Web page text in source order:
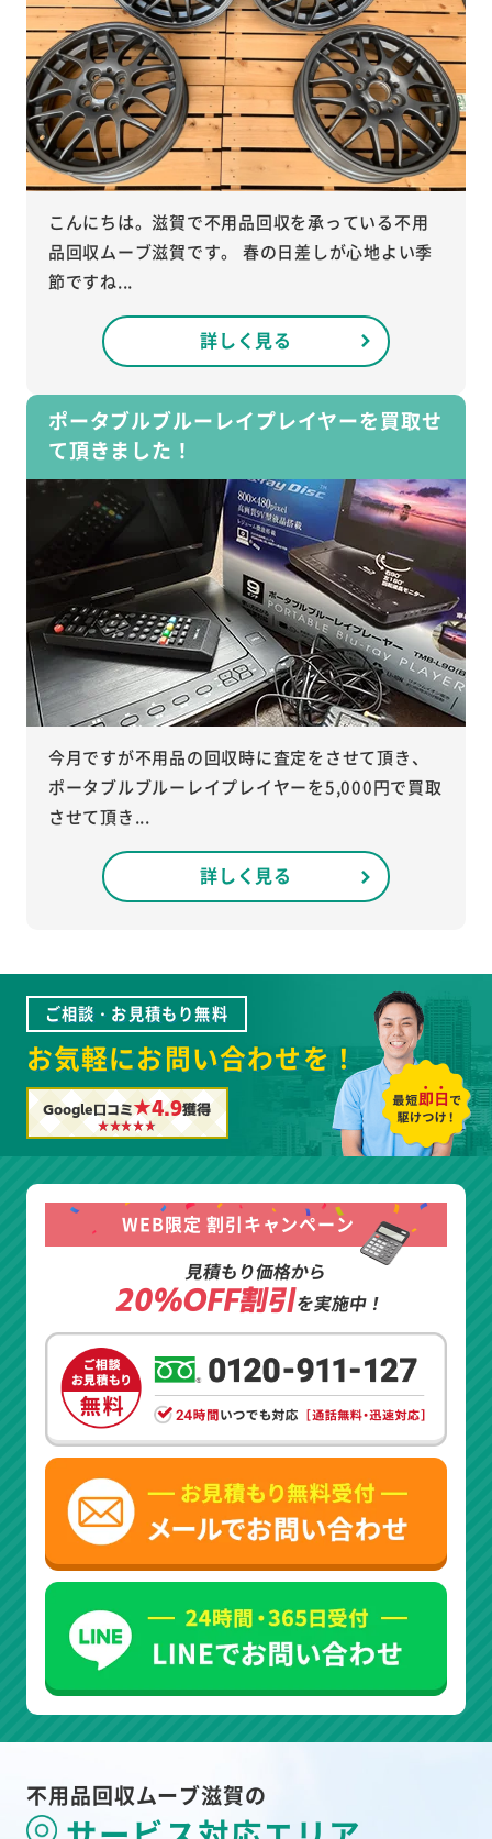
こんにちは。滋賀で不用品回収を承っている不用
品回収ムーブ滋賀です。 春の日差しが心地よい季
節ですね...
詳しく見る
ポータブルブルーレイプレイヤーを買取せ
て頂きました！
今月ですが不用品の回収時に査定をさせて頂き、
ポータブルブルーレイプレイヤーを5,000円で買取
させて頂き...
詳しく見る
ご相談・お見積もり無料
お気軽にお問い合わせを！
Google口コミ★4.9獲得
WEB限定 割引キャンペーン
見積もり価格から
20%OFF割引を実施中！
不用品回収ムーブ滋賀の